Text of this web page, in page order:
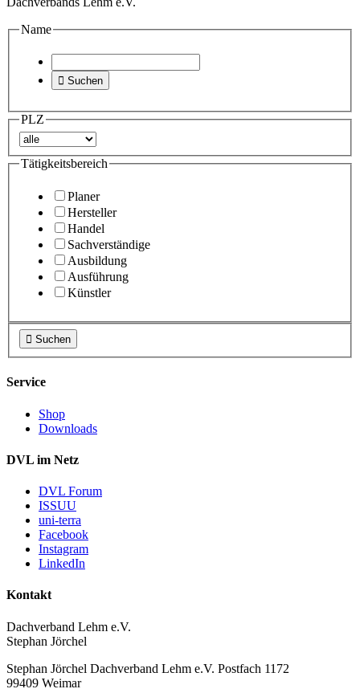
Name
 Suchen
PLZ
Tätigkeitsbereich
Planer
Hersteller
Handel
Sachverständige
Ausbildung
Ausführung
Künstler
 Suchen
Service
Shop
Downloads
DVL im Netz
DVL Forum
ISSUU
uni-terra
Facebook
Instagram
LinkedIn
Kontakt
Dachverband Lehm e.V.
Stephan Jörchel
Stephan Jörchel Dachverband Lehm e.V. Postfach 1172
99409 Weimar